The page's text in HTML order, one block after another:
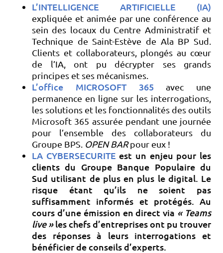
L’INTELLIGENCE ARTIFICIELLE (IA)
expliquée et animée par une conférence au
sein des locaux du Centre Administratif et
Technique de Saint-Estève de Ala BP Sud.
Clients et collaborateurs, plongés au cœur
de l’IA, ont pu décrypter ses grands
principes et ses mécanismes.
L’office MICROSOFT 365 avec une
permanence en ligne sur les interrogations,
les solutions et les fonctionnalités des outils
Microsoft 365 assurée pendant une journée
pour l’ensemble des collaborateurs du
Groupe BPS. OPEN BARpour eux !
LA CYBERSECURITEest un enjeu pour les
clients du Groupe Banque Populaire du
Sud utilisant de plus en plus le digital. Le
risque étant qu’ils ne soient pas
suffisamment informés et protégés. Au
cours d’une émission en direct via « Teams
live »les chefs d’entreprises ont pu trouver
des réponses à leurs interrogations et
bénéficier de conseils d’experts.